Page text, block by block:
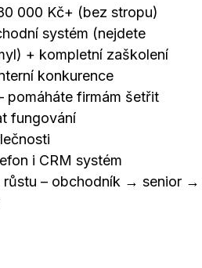
000 Kč+ (bez stropu)
systém (nejdete
+ kompletní zaškolení
konkurence
pomáháte firmám šetřit
fungování
i CRM systém
růstu – obchodník → senior →